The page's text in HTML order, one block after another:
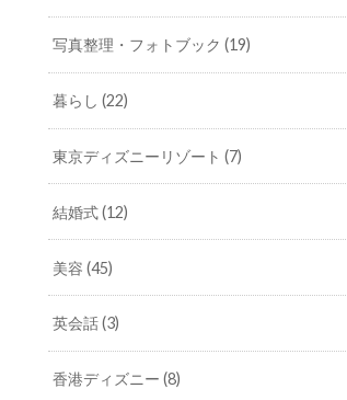
写真整理・フォトブック(19)
暮らし(22)
東京ディズニーリゾート(7)
結婚式(12)
美容(45)
英会話(3)
香港ディズニー(8)